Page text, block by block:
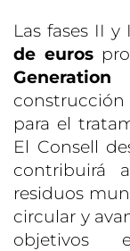
Las fases II
de euros
para el
El Consell
contribuirá
residuos
circular y
objetivos